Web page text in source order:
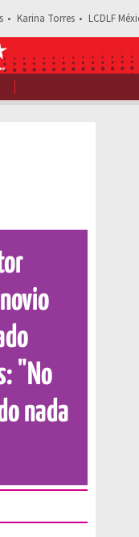
Karina Torres LCDLF
Comparte esta noticia
"No
nada